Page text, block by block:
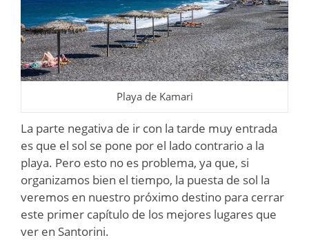
Playa de Kamari
La parte negativa de ir con la tarde muy entrada
es que el sol se pone por el lado contrario a la
playa. Pero esto no es problema, ya que, si
organizamos bien el tiempo, la puesta de sol la
veremos en nuestro próximo destino para cerrar
este primer capítulo de los mejores lugares que
ver en Santorini.